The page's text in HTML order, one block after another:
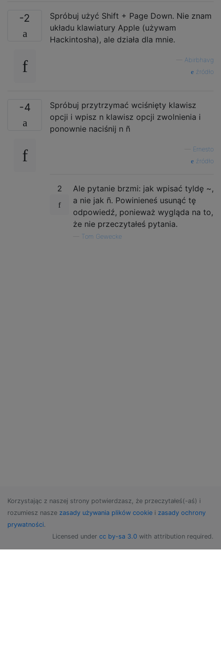
-2
Spróbuj użyć Shift + Page Down. Nie znam
układu klawiatury Apple (używam
Hackintosha), ale działa dla mnie.
Abirbhavg
źródło
-4
Spróbuj przytrzymać wciśnięty klawisz
opcji i wpisz n klawisz opcji zwolnienia i
ponownie naciśnij n ñ
Ernesto
źródło
2
Ale pytanie brzmi: jak wpisać tyldę ~,
a nie jak ñ. Powinieneś usunąć tę
odpowiedź, ponieważ wygląda na to,
że nie przeczytałeś pytania.
Tom Gewecke
Korzystając z naszej strony potwierdzasz, że przeczytałeś(-aś) i
rozumiesz nasze zasady używania plików cookie i zasady ochrony
prywatności.
Licensed under cc by-sa 3.0 with attribution required.